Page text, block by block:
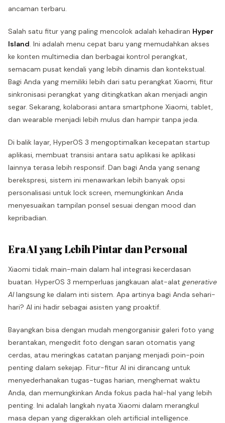
ancaman terbaru.
Salah satu fitur yang paling mencolok adalah kehadiran Hyper
Island. Ini adalah menu cepat baru yang memudahkan akses
ke konten multimedia dan berbagai kontrol perangkat,
semacam pusat kendali yang lebih dinamis dan kontekstual.
Bagi Anda yang memiliki lebih dari satu perangkat Xiaomi, fitur
sinkronisasi perangkat yang ditingkatkan akan menjadi angin
segar. Sekarang, kolaborasi antara smartphone Xiaomi, tablet,
dan wearable menjadi lebih mulus dan hampir tanpa jeda.
Di balik layar, HyperOS 3 mengoptimalkan kecepatan startup
aplikasi, membuat transisi antara satu aplikasi ke aplikasi
lainnya terasa lebih responsif. Dan bagi Anda yang senang
berekspresi, sistem ini menawarkan lebih banyak opsi
personalisasi untuk lock screen, memungkinkan Anda
menyesuaikan tampilan ponsel sesuai dengan mood dan
kepribadian.
Era AI yang Lebih Pintar dan Personal
Xiaomi tidak main-main dalam hal integrasi kecerdasan
buatan. HyperOS 3 memperluas jangkauan alat-alat generative
AIlangsung ke dalam inti sistem. Apa artinya bagi Anda sehari-
hari? AI ini hadir sebagai asisten yang proaktif.
Bayangkan bisa dengan mudah mengorganisir galeri foto yang
berantakan, mengedit foto dengan saran otomatis yang
cerdas, atau meringkas catatan panjang menjadi poin-poin
penting dalam sekejap. Fitur-fitur AI ini dirancang untuk
menyederhanakan tugas-tugas harian, menghemat waktu
Anda, dan memungkinkan Anda fokus pada hal-hal yang lebih
penting. Ini adalah langkah nyata Xiaomi dalam merangkul
masa depan yang digerakkan oleh artificial intelligence.